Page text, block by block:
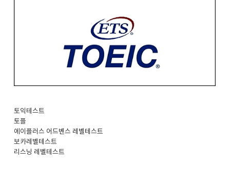
토익테스트
토플
에이플러스 어드벤스 레벨테스트
보카레벨테스트
리스닝 레벨테스트